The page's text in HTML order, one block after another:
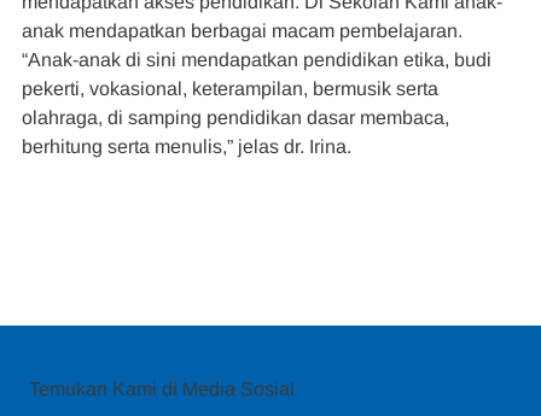
anak mendapatkan berbagai macam pembelajaran.
“Anak-anak di sini mendapatkan pendidikan etika, budi
pekerti, vokasional, keterampilan, bermusik serta
olahraga, di samping pendidikan dasar membaca,
berhitung serta menulis,” jelas dr. Irina.
Temukan Kami di Media Sosial